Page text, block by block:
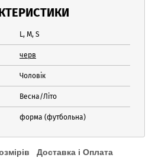
L, M, S
черв
Чоловік
Весна/Літо
форма (футбольна)
Доставка і Оплата